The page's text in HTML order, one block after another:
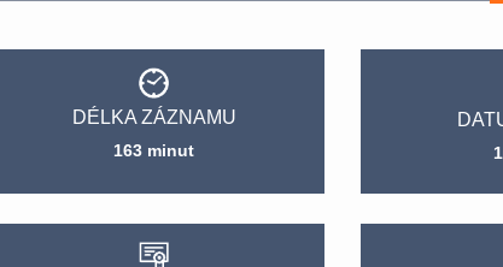
DÉLKA ZÁZNAMU
163 minut